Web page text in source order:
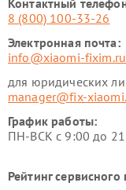
Контактный
8 (800) 100-33-26
Электронная почта:
info@xiaomi-fixim.ru
для юридических
manager@fix-
График работы:
ПН-ВСК с 9:00 до
Рейтинг сервисного